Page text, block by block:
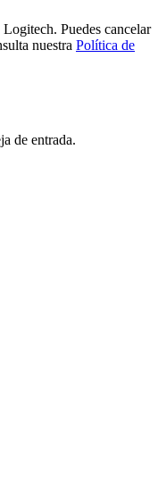
Puedes cancelar
nuestra Política de
de entrada.